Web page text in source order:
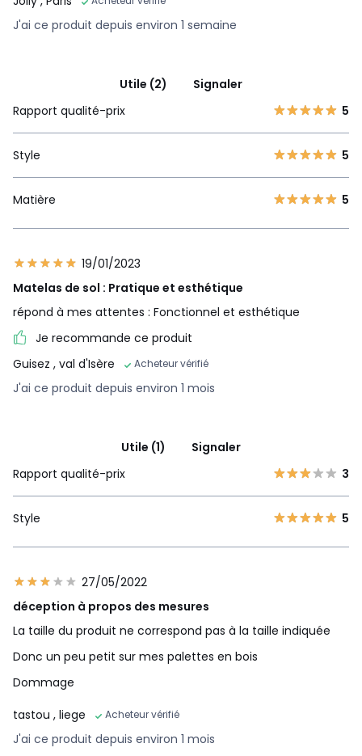
J'ai ce produit depuis environ 1 semaine
Utile (2)
Signaler
Rapport qualité-prix
5
Style 5
Matière 5
19/01/2023
Matelas de sol : Pratique et esthétique
répond à mes attentes : Fonctionnel et esthétique
Je recommande ce produit
Guisez , val d'Isère Acheteur vérifié
J'ai ce produit depuis environ 1 mois
Utile (1)
Signaler
Rapport qualité-prix
3
Style 5
27/05/2022
déception à propos des mesures
La taille du produit ne correspond pas à la taille indiquée
Donc un peu petit sur mes palettes en bois
Dommage
tastou , liege Acheteur vérifié
J'ai ce produit depuis environ 1 mois